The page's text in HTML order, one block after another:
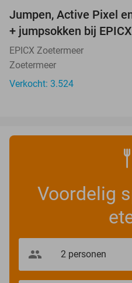
Jumpen, Active Pixel
+ jumpsokken bij
EPICX Zoetermeer
Zoetermeer
Verkocht: 3.524
Voordelig